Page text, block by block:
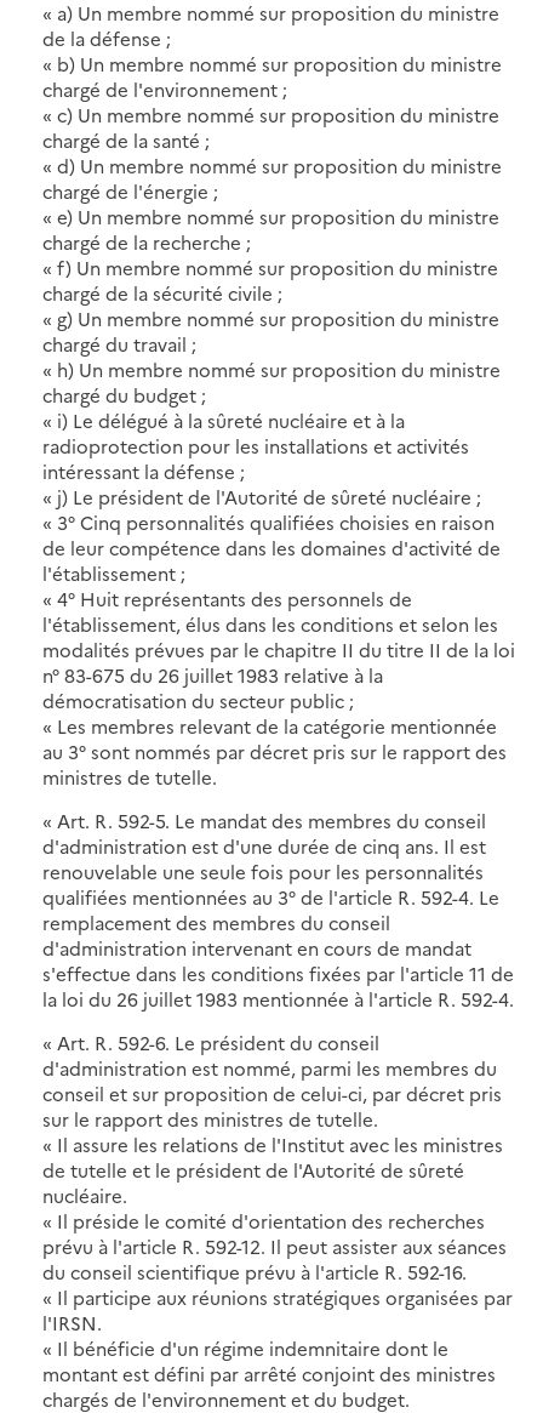
« a) Un membre nommé sur proposition du ministre
de la défense ;
« b) Un membre nommé sur proposition du ministre
chargé de l'environnement ;
« c) Un membre nommé sur proposition du ministre
chargé de la santé ;
« d) Un membre nommé sur proposition du ministre
chargé de l'énergie ;
« e) Un membre nommé sur proposition du ministre
chargé de la recherche ;
« f) Un membre nommé sur proposition du ministre
chargé de la sécurité civile ;
« g) Un membre nommé sur proposition du ministre
chargé du travail ;
« h) Un membre nommé sur proposition du ministre
chargé du budget ;
« i) Le délégué à la sûreté nucléaire et à la
radioprotection pour les installations et activités
intéressant la défense ;
« j) Le président de l'Autorité de sûreté nucléaire ;
« 3° Cinq personnalités qualifiées choisies en raison
de leur compétence dans les domaines d'activité de
l'établissement ;
« 4° Huit représentants des personnels de
l'établissement, élus dans les conditions et selon les
modalités prévues par le chapitre II du titre II de la loi
n° 83-675 du 26 juillet 1983 relative à la
démocratisation du secteur public ;
« Les membres relevant de la catégorie mentionnée
au 3° sont nommés par décret pris sur le rapport des
ministres de tutelle.
« Art. R. 592-5. Le mandat des membres du conseil
d'administration est d'une durée de cinq ans. Il est
renouvelable une seule fois pour les personnalités
qualifiées mentionnées au 3° de l'article R. 592-4. Le
remplacement des membres du conseil
d'administration intervenant en cours de mandat
s'effectue dans les conditions fixées par l'article 11 de
la loi du 26 juillet 1983 mentionnée à l'article R. 592-4.
« Art. R. 592-6. Le président du conseil
d'administration est nommé, parmi les membres du
conseil et sur proposition de celui-ci, par décret pris
sur le rapport des ministres de tutelle.
« Il assure les relations de l'Institut avec les ministres
de tutelle et le président de l'Autorité de sûreté
nucléaire.
« Il préside le comité d'orientation des recherches
prévu à l'article R. 592-12. Il peut assister aux séances
du conseil scientifique prévu à l'article R. 592-16.
« Il participe aux réunions stratégiques organisées par
l'IRSN.
« Il bénéficie d'un régime indemnitaire dont le
montant est défini par arrêté conjoint des ministres
chargés de l'environnement et du budget.